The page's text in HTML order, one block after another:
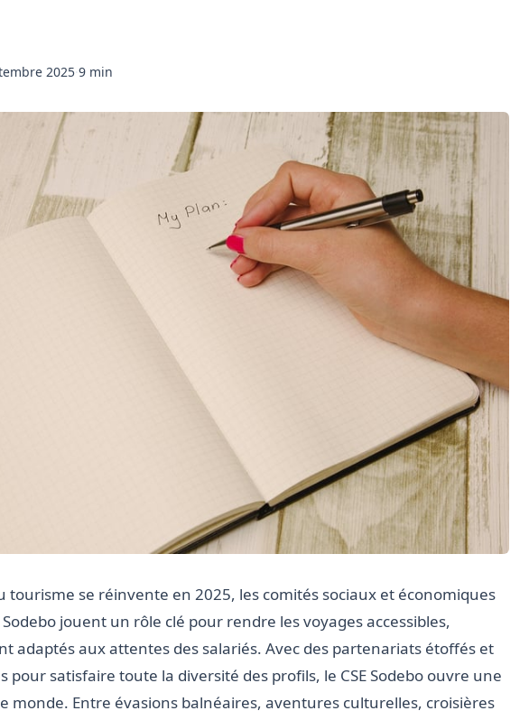
2025 9 min
tourisme se réinvente en 2025, les comités sociaux et économiques
Sodebo jouent un rôle clé pour rendre les voyages accessibles,
adaptés aux attentes des salariés. Avec des partenariats étoffés et
pour satisfaire toute la diversité des profils, le CSE Sodebo ouvre une
monde. Entre évasions balnéaires, aventures culturelles, croisières